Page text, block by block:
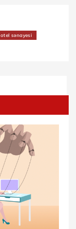
otel sənayesi